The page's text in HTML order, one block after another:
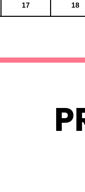
17 18